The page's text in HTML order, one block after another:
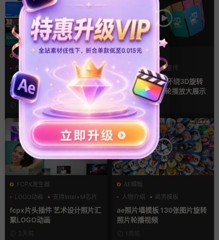
AE模板
产品介绍
产品宣传
产品展示
AE模板 横竖屏多场景图文展
示排版产品宣传视频
2天前
AE模板
产品介绍
产品宣传
产品展示
AE模板 4款立体环绕3D旋转
幻灯片竖屏照片轮播放大展示
3天前
FCPX发生器
LOGO动画
支持Intel+M芯片
汇聚
fcpx片头插件 艺术设计照片汇
聚LOGO动画
3天前
AE模板
人物介绍
商务模板
幻灯片
ae照片墙模板 130张图片旋转
照片轮播视频
1周前